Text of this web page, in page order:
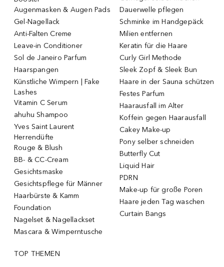
Augenmasken & Augen Pads
Gel-Nagellack
Anti-Falten Creme
Leave-in Conditioner
Sol de Janeiro Parfum
Haarspangen
Künstliche Wimpern | Fake
Lashes
Vitamin C Serum
ahuhu Shampoo
Yves Saint Laurent
Herrendüfte
Rouge & Blush
BB- & CC-Cream
Gesichtsmaske
Gesichtspflege für Männer
Haarbürste & Kamm
Foundation
Nagelset & Nagellackset
Mascara & Wimperntusche
Dauerwelle pflegen
Schminke im Handgepäck
Milien entfernen
Keratin für die Haare
Curly Girl Methode
Sleek Zopf & Sleek Bun
Haare in der Sauna schützen
Festes Parfum
Haarausfall im Alter
Koffein gegen Haarausfall
Cakey Make-up
Pony selber schneiden
Butterfly Cut
Liquid Hair
PDRN
Make-up für große Poren
Haare jeden Tag waschen
Curtain Bangs
TOP THEMEN